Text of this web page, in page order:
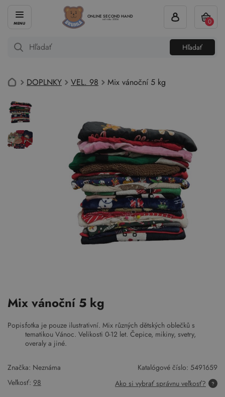
ONLINE SECOND HAND
od roku 2004
Hľadať
0
DOPLNKY VEL. 98 Mix vánoční 5 kg
Mix vánoční 5 kg
Popis:fotka je pouze ilustrativní. Mix různých dětských oblečků s
tematikou Vánoc. Velikosti 0-12 let. Čepice, mikiny, svetry,
overaly a jiné.
Značka: Neznáma Katalógové číslo: 5491659
Veľkosť: 98 Ako si vybrať správnu veľkosť?